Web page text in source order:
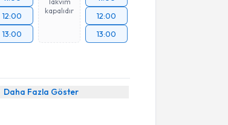
12:00
13:00
kapalıdır
12:00
13:00
Daha Fazla Göster